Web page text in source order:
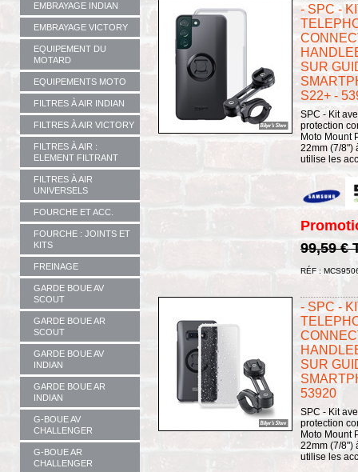
EMBRAYAGE INDIAN
EMBRAYAGE VICTORY
EQUIPEMENT DU
MOTARD
EQUIPEMENTS MOTO
FILTRES À AIR INDIAN
FILTRES À AIR VICTORY
FILTRES À AIR :
ELEMENT FILTRANT
FILTRES À AIR
UNIVERSELS
FOURCHE ET ACC.
FOURCHE : JOINTS ET
KITS
FREINAGE
GARDE BOUE AV
SCOUT
GARDE BOUE AR
SCOUT
GARDE BOUE AV
INDIAN
GARDE BOUE AR
INDIAN
G-BOUE AV
CHALLENGER
G-BOUE AR
CHALLENGER
- SPC -
SUR
S22+ -
SPC - Kit
protection
Moto Mount
22mm (7/8")
utilise les
99,59 €
RÉF :
- SPC -
SUR
53920
SPC - Kit
protection
Moto Mount
22mm (7/8")
utilise les